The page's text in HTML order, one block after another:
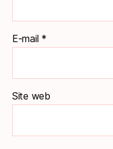
E-mail *
Site web